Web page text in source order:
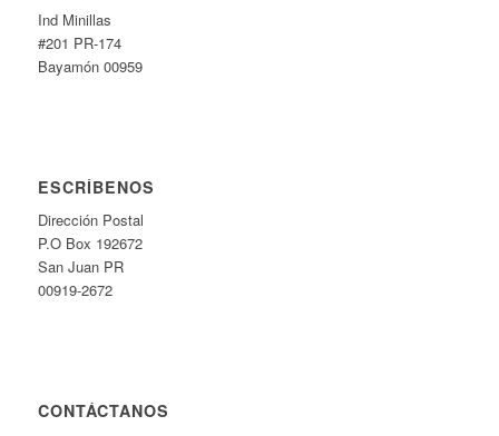
Ind Minillas
#201 PR-174
Bayamón 00959
ESCRÍBENOS
Dirección Postal
P.O Box 192672
San Juan PR
00919-2672
CONTÁCTANOS